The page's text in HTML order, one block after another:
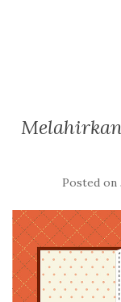
Posted on